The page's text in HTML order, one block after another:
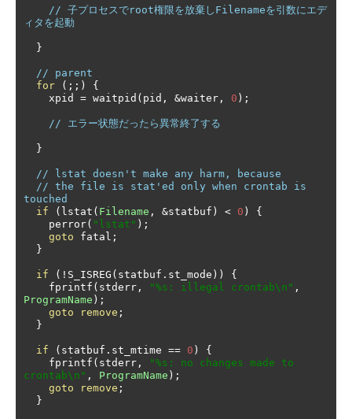
// 子プロセスでroot権限を放棄しFilenameを引数にエデ
ィタを起動
}
// parent
for
(;;)
{
    xpid
= waitpid ( pid , &waiter , 0 );
// エラー状態だったら異常終了する
}
// lstat doesn't make any harm, because
// the file is stat'ed only when crontab is
touched
if
( lstat ( Filename , &statbuf ) < 0 )
{
    perror
( "lstat" );
goto fatal ;
}
if (! S_ISREG ( statbuf . st_mode ))
{
    fprintf
( stderr , "%s: illegal crontab\n" ,
ProgramName );
goto
remove ;
}
if ( statbuf . st_mtime == 0 )
{
    fprintf
( stderr ,
"%s: no changes made to
crontab\n" , ProgramName );
goto
remove ;
}